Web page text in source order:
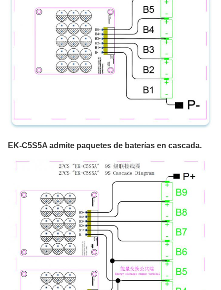
EK-C5S5A admite paquetes de baterías en cascada.